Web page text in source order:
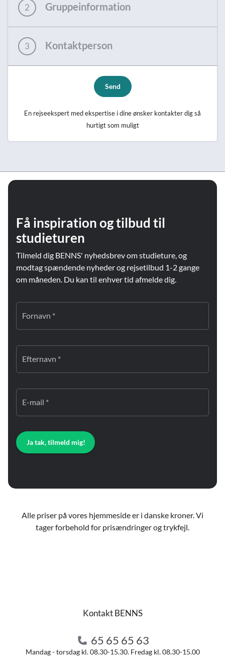
2 Gruppeinformation
3 Kontaktperson
Send
En rejseekspert med ekspertise i dine ønsker kontakter dig så
hurtigt som muligt
Få inspiration og tilbud til
studieturen
Tilmeld dig BENNS' nyhedsbrev om studieture, og
modtag spændende nyheder og rejsetilbud 1-2 gange
om måneden. Du kan til enhver tid afmelde dig.
Fornavn *
Efternavn *
E-mail *
Ja tak, tilmeld mig!
Alle priser på vores hjemmeside er i danske kroner. Vi
tager forbehold for prisændringer og trykfejl.
Kontakt BENNS
65 65 65 63
Mandag - torsdag kl. 08.30-15.30. Fredag kl. 08.30-15.00